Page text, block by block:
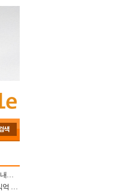
배우 최일순, 이혼 후 20년 산속 생활 “딸 내가 버렸다고 원망‥맘 아파”(특종)[어제TV]
‘혼외자→유부남’ 정우성 근황 포착, 수식억 해킹 피해 후배 만났다 “존경하는”